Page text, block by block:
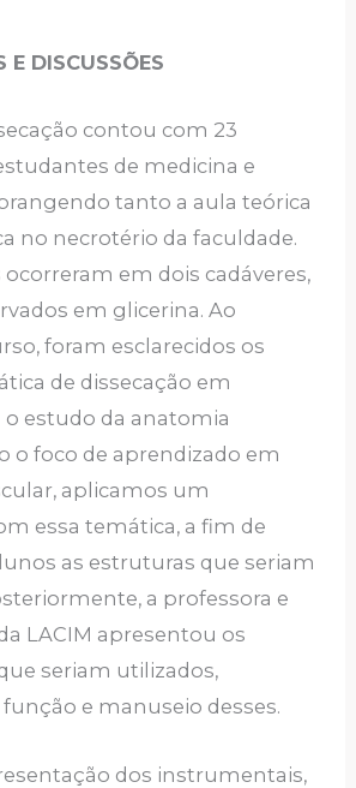
E DISCUSSÕES
contou com 23
de medicina e
tanto a aula teórica
no necrotério da faculdade.
ocorreram em dois cadáveres,
em glicerina. Ao
foram esclarecidos os
de dissecação em
o estudo da anatomia
o foco de aprendizado em
aplicamos um
essa temática, a fim de
as estruturas que seriam
a professora e
LACIM apresentou os
seriam utilizados,
e manuseio desses.
dos instrumentais,